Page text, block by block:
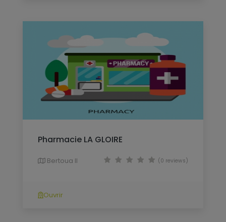
Pharmacie LA GLOIRE
Bertoua II (0 reviews)
Ouvrir